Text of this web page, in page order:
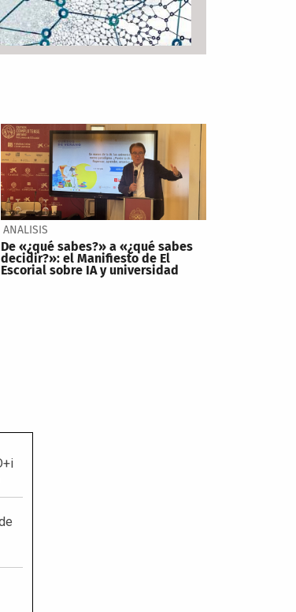
ANALISIS
De «¿qué sabes?» a «¿qué sabes
decidir?»: el Manifiesto de El
Escorial sobre IA y universidad